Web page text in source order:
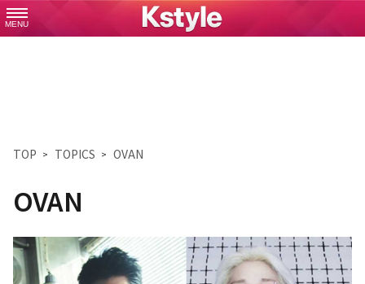
MENU
TOP TOPICS OVAN
OVAN